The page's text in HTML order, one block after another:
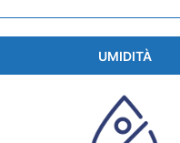
UMIDITÀ